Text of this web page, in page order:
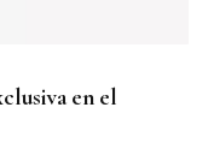
en el